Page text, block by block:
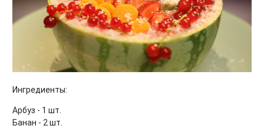
Ингредиенты:
Арбуз - 1 шт.
Банан - 2 шт.